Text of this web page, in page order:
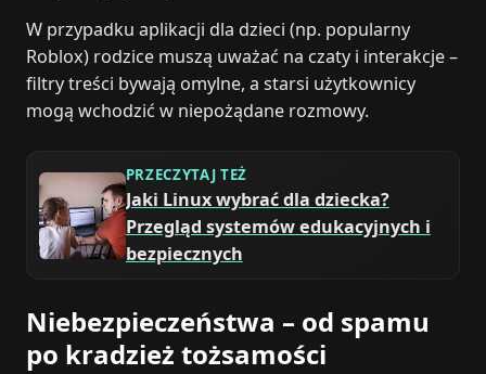
W przypadku aplikacji dla dzieci (np. popularny
Roblox) rodzice muszą uważać na czaty i interakcje –
filtry treści bywają omylne, a starsi użytkownicy
mogą wchodzić w niepożądane rozmowy.
PRZECZYTAJ TEŻ
Jaki Linux wybrać dla dziecka?
Przegląd systemów edukacyjnych i
bezpiecznych
Niebezpieczeństwa – od spamu
po kradzież tożsamości